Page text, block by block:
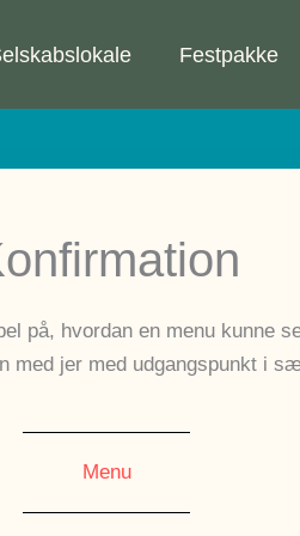
Festpakke
på, hvordan en menu kunne
med jer med udgangspunkt i
Menu